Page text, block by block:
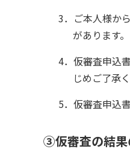
3．ご本人様か
があります。
4．仮審査申込
じめご了承
5．仮審査申込
③仮審査の結果